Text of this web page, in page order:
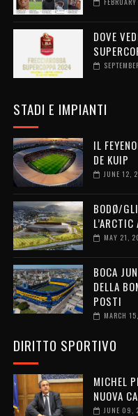
DOVE
STADI E IMPIANTI
IL
DE KUIP
JUNE 12,
BODØ/
L’ARCTIC
MAY 21,
BOCA
DELLA
POSTI
MARCH
DIRITTO SPORTIVO
MICHEL
NUOVA
JUNE 09,